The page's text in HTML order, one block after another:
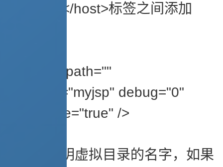
在<host></host>标签之间添加
<Context path=""
docBase="myjsp" debug="0"
reloadable="true" />
path是说明虚拟目录的名字，如果